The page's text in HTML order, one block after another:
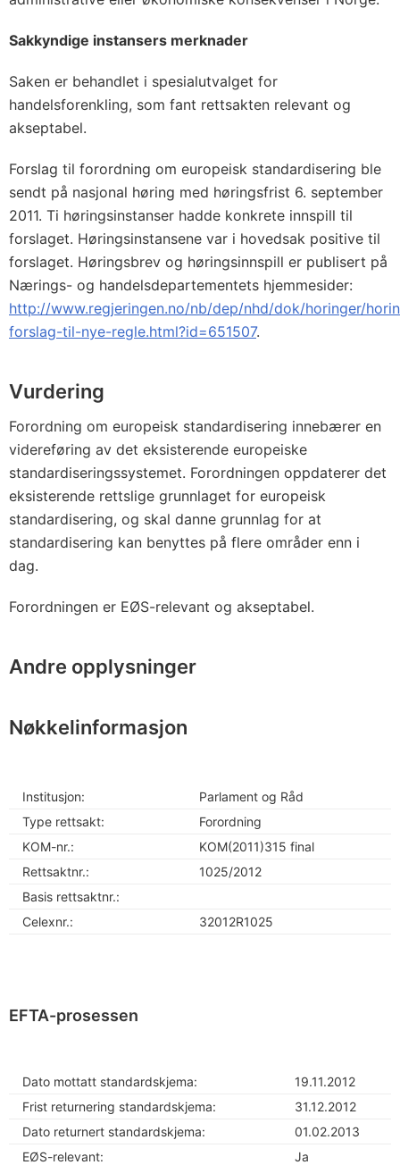
Sakkyndige instansers merknader
Saken er behandlet i spesialutvalget for
handelsforenkling, som fant rettsakten relevant og
akseptabel.
Forslag til forordning om europeisk standardisering ble
sendt på nasjonal høring med høringsfrist 6. september
2011. Ti høringsinstanser hadde konkrete innspill til
forslaget. Høringsinstansene var i hovedsak positive til
forslaget. Høringsbrev og høringsinnspill er publisert på
Nærings- og handelsdepartementets hjemmesider:
http://www.regjeringen.no/nb/dep/nhd/dok/horinger/
forslag-til-nye-regle.html?id=651507.
Vurdering
Forordning om europeisk standardisering innebærer en
videreføring av det eksisterende europeiske
standardiseringssystemet. Forordningen oppdaterer det
eksisterende rettslige grunnlaget for europeisk
standardisering, og skal danne grunnlag for at
standardisering kan benyttes på flere områder enn i
dag.
Forordningen er EØS-relevant og akseptabel.
Andre opplysninger
Nøkkelinformasjon
Institusjon:
Parlament og Råd
Type rettsakt:
Forordning
KOM-nr.:
KOM(2011)315 final
Rettsaktnr.:
1025/2012
Basis rettsaktnr.:
Celexnr.:
32012R1025
EFTA-prosessen
Dato mottatt standardskjema:
19.11.2012
Frist returnering standardskjema:
31.12.2012
Dato returnert standardskjema:
01.02.2013
EØS-relevant:
Ja